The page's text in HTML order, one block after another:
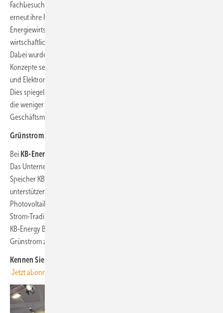
Fachbesuchern unterstrich The smarter E Europe 2026 in München
erneut ihre Rolle als wichtigste europäische Plattform für die
Energiewirtschaft. Im Mittelpunkt standen Lösungen für eine sichere,
wirtschaftliche und klimaneutrale Energieversorgung rund um die Uhr.
Dabei wurde deutlich, dass die Branche zunehmend auf integrierte
Konzepte setzt: Erzeugung, Speicher, intelligente Netze, Digitalisierung
und Elektromobilität wachsen zu einem Gesamtsystem zusammen.
Dies spiegelte sich auch an den Messeständen vieler Aussteller wider,
die weniger Einzelprodukte als vielmehr ganzheitliche
Geschäftsmodelle präsentierten.
Grünstrom zeitlich flexibel vermarkten
Bei KB-Energy
Das Unternehmen aus Niedersachsen zeigte mit dem Megawatt-
Speicher KB-E-Save Lösungen, die Industrieunternehmen dabei
unterstützen sollen, Lastspitzen zu reduzieren, Eigenstrom aus
Photovoltaik wirtschaftlicher zu nutzen und durch automatisiertes
Strom-Trading zusätzliche Erlöse zu erzielen. Gleichzeitig adressiert
KB-Energy Betreiber von Wind- und Solarparks, die erzeugten
Grünstrom zeitlich flexibel vermarkten möchten.
Kennen Sie schon den Newsletter von ERNEUERBARE ENERGIEN?
Jetzt abonnieren und immer gut informiert sein.